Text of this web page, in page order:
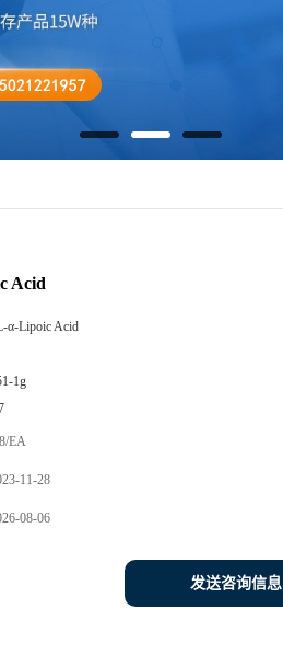
Acid
α-Lipoic Acid
1g
EA
11-28
08-06
发送咨询信息